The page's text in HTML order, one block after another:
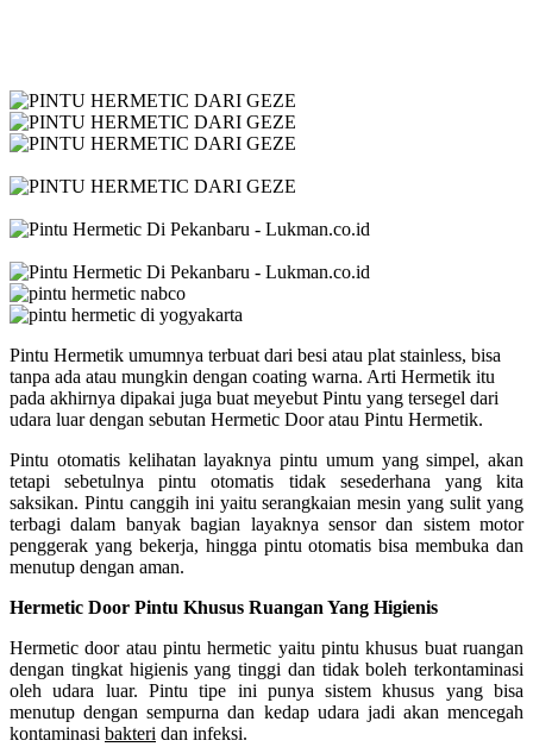
Pintu Hermetik umumnya terbuat dari besi atau plat stainless, bisa
tanpa ada atau mungkin dengan coating warna. Arti Hermetik itu
pada akhirnya dipakai juga buat meyebut Pintu yang tersegel dari
udara luar dengan sebutan Hermetic Door atau Pintu Hermetik.
Pintu otomatis kelihatan layaknya pintu umum yang simpel, akan
tetapi sebetulnya pintu otomatis tidak sesederhana yang kita
saksikan. Pintu canggih ini yaitu serangkaian mesin yang sulit yang
terbagi dalam banyak bagian layaknya sensor dan sistem motor
penggerak yang bekerja, hingga pintu otomatis bisa membuka dan
menutup dengan aman.
Hermetic Door Pintu Khusus Ruangan Yang Higienis
Hermetic door atau pintu hermetic yaitu pintu khusus buat ruangan
dengan tingkat higienis yang tinggi dan tidak boleh terkontaminasi
oleh udara luar. Pintu tipe ini punya sistem khusus yang bisa
menutup dengan sempurna dan kedap udara jadi akan mencegah
kontaminasi bakteri dan infeksi.